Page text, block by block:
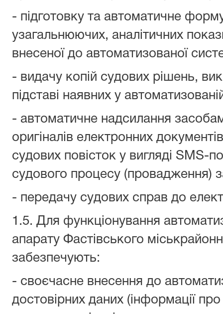
- підготовку та автоматичне
узагальнюючих, аналітичних
внесеної до автоматизованої
- видачу копій судових рішень,
підставі наявних у
- автоматичне надсилання
оригіналів електронних
судових повісток у вигляді SMS-
судового процесу (провадження)
- передачу судових справ до
1.5. Для функціонування
апарату Фастівського
забезпечують:
- своєчасне внесення до
достовірних даних (інформації